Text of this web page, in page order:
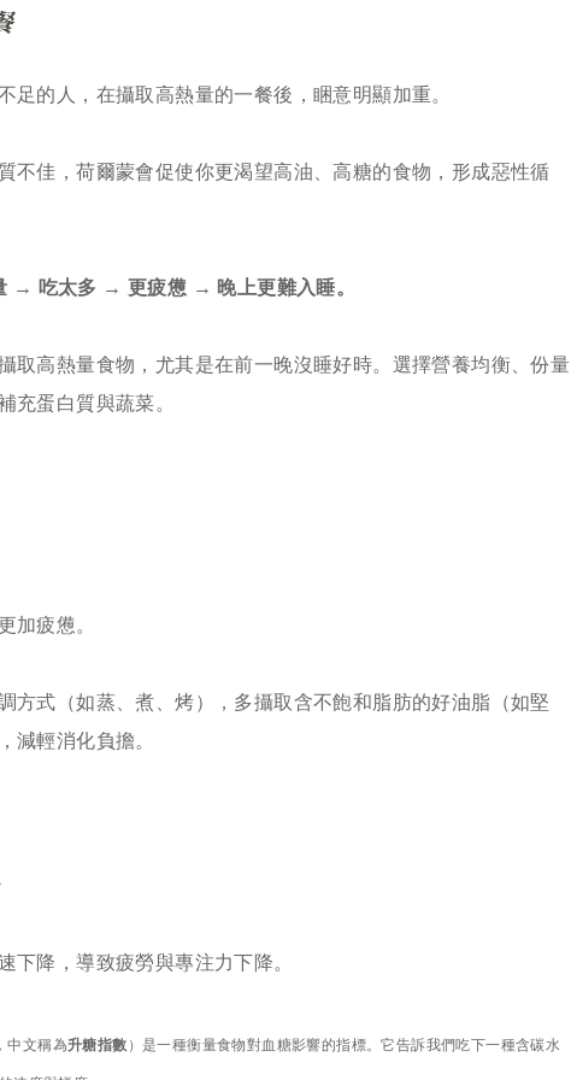
足的人，在攝取高熱量的一餐後，睏意明顯加重。
不佳，荷爾蒙會促使你更渴望高油、高糖的食物，形成惡性循
→ 吃太多 → 更疲憊 → 晚上更難入睡。
取高熱量食物，尤其是在前一晚沒睡好時。選擇營養均衡、份量
充蛋白質與蔬菜。
加疲憊。
方式（如蒸、煮、烤），多攝取含不飽和脂肪的好油脂（如堅
減輕消化負擔。
下降，導致疲勞與專注力下降。
中文稱為升糖指數）是一種衡量食物對血糖影響的指標。它告訴我們吃下一種含碳水